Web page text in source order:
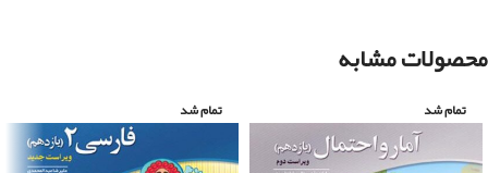
محصولات مشابه
تمام شد تمام شد